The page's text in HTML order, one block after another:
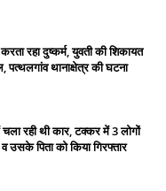
रहा दुष्कर्म, युवती की शिकायत
पत्थलगांव थानाक्षेत्र की घटना
रही थी कार, टक्कर में 3 लोगों
उसके पिता को किया गिरफ्तार